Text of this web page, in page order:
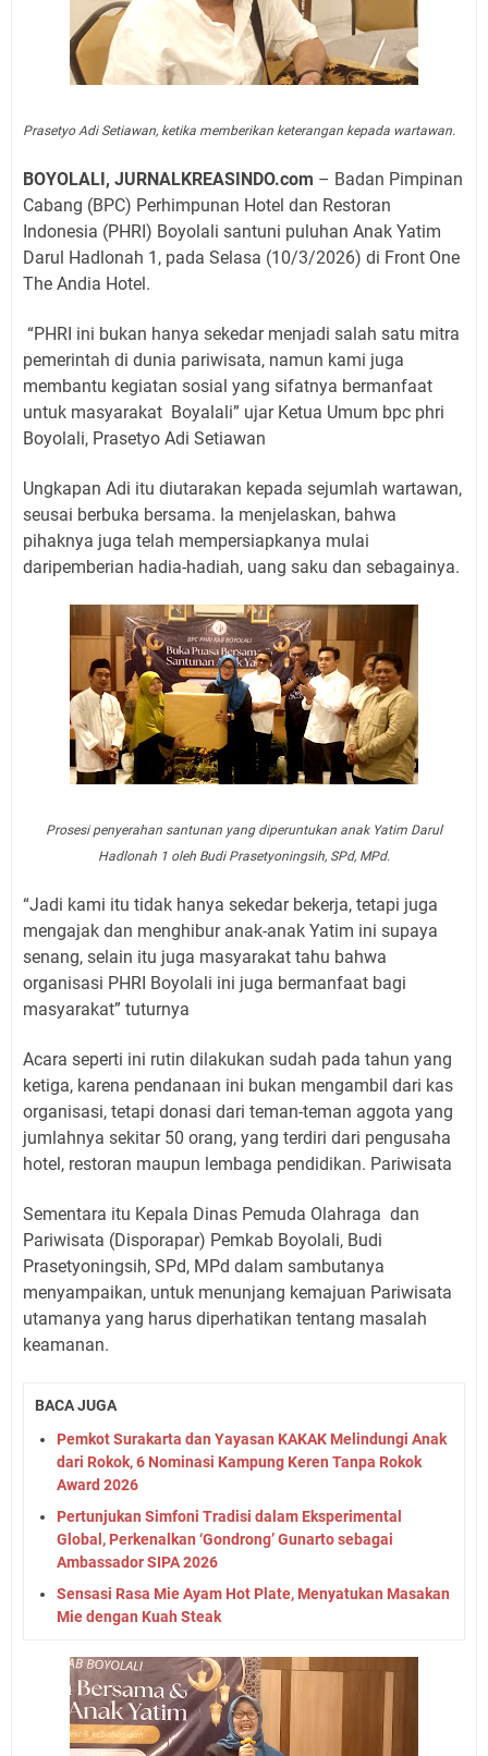
Prasetyo Adi Setiawan, ketika memberikan keterangan kepada wartawan.
BOYOLALI, JURNALKREASINDO.com – Badan Pimpinan
Cabang (BPC) Perhimpunan Hotel dan Restoran
Indonesia (PHRI) Boyolali santuni puluhan Anak Yatim
Darul Hadlonah 1, pada Selasa (10/3/2026) di Front One
The Andia Hotel.
“PHRI ini bukan hanya sekedar menjadi salah satu mitra
pemerintah di dunia pariwisata, namun kami juga
membantu kegiatan sosial yang sifatnya bermanfaat
untuk masyarakat Boyalali” ujar Ketua Umum bpc phri
Boyolali, Prasetyo Adi Setiawan
Ungkapan Adi itu diutarakan kepada sejumlah wartawan,
seusai berbuka bersama. Ia menjelaskan, bahwa
pihaknya juga telah mempersiapkanya mulai
daripemberian hadia-hadiah, uang saku dan sebagainya.
Prosesi penyerahan santunan yang diperuntukan anak Yatim Darul
Hadlonah 1 oleh Budi Prasetyoningsih, SPd, MPd.
“Jadi kami itu tidak hanya sekedar bekerja, tetapi juga
mengajak dan menghibur anak-anak Yatim ini supaya
senang, selain itu juga masyarakat tahu bahwa
organisasi PHRI Boyolali ini juga bermanfaat bagi
masyarakat” tuturnya
Acara seperti ini rutin dilakukan sudah pada tahun yang
ketiga, karena pendanaan ini bukan mengambil dari kas
organisasi, tetapi donasi dari teman-teman aggota yang
jumlahnya sekitar 50 orang, yang terdiri dari pengusaha
hotel, restoran maupun lembaga pendidikan. Pariwisata
Sementara itu Kepala Dinas Pemuda Olahraga dan
Pariwisata (Disporapar) Pemkab Boyolali, Budi
Prasetyoningsih, SPd, MPd dalam sambutanya
menyampaikan, untuk menunjang kemajuan Pariwisata
utamanya yang harus diperhatikan tentang masalah
keamanan.
BACA JUGA
Pemkot Surakarta dan Yayasan KAKAK Melindungi Anak
dari Rokok, 6 Nominasi Kampung Keren Tanpa Rokok
Award 2026
Pertunjukan Simfoni Tradisi dalam Eksperimental
Global, Perkenalkan ‘Gondrong’ Gunarto sebagai
Ambassador SIPA 2026
Sensasi Rasa Mie Ayam Hot Plate, Menyatukan Masakan
Mie dengan Kuah Steak